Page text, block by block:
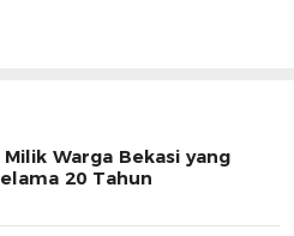
Warga Bekasi yang
20 Tahun